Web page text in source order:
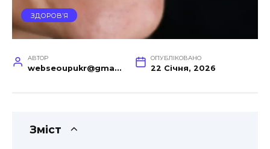
ЗДОРОВ’Я
АВТОР
webseoupukr@gmail.com
ОПУБЛІКОВАНО
22 Січня, 2026
Зміст